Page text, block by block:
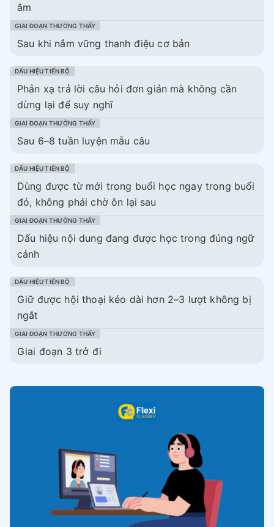
âm
Sau khi nắm vững thanh điệu cơ bản
Phản xạ trả lời câu hỏi đơn giản mà không cần
dừng lại để suy nghĩ
Sau 6–8 tuần luyện mẫu câu
Dùng được từ mới trong buổi học ngay trong buổi
đó, không phải chờ ôn lại sau
Dấu hiệu nội dung đang được học trong đúng ngữ
cảnh
Giữ được hội thoại kéo dài hơn 2–3 lượt không bị
ngắt
Giai đoạn 3 trở đi